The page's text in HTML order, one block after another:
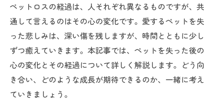
ペットロスの経過は、人それぞれ異なるものですが、共
通して言えるのはその心の変化です。愛するペットを失
った悲しみは、深い傷を残しますが、時間とともに少し
ずつ癒えていきます。本記事では、ペットを失った後の
心の変化とその経過について詳しく解説します。どう向
き合い、どのような成長が期待できるのか、一緒に考え
ていきましょう。